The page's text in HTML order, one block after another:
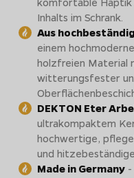
Inhalts im Schrank.
Aus
einem
holzfreien Material
witterungsfester
DEKTON Eter
ultrakompaktem
hochwertige,
und
Made in Germany